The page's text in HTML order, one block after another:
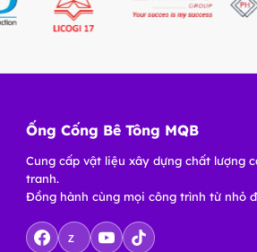
Ống Cống Bê Tông MQB
Cung cấp vật liệu xây dựng chất lượng
tranh.
Đồng hành cùng mọi công trình từ nhỏ
Z